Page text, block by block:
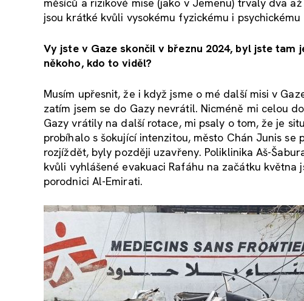
měsíců a rizikové mise (jako v Jemenu) trvaly dva
jsou krátké kvůli vysokému fyzickému i psychickému
Vy jste v Gaze skončil v březnu 2024, byl jste
někoho, kdo to viděl?
Musím upřesnit, že i když jsme o mé další misi v
zatím jsem se do Gazy nevrátil. Nicméně mi celou
Gazy vrátily na další rotace, mi psaly o tom, že je
probíhalo s šokující intenzitou, město Chán Junis
rozjíždět, byly později uzavřeny. Poliklinika Aš-
kvůli vyhlášené evakuaci Rafáhu na začátku
porodnici Al-Emirati.